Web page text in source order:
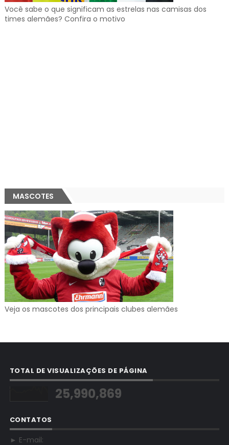
Você sabe o que significam as estrelas nas camisas dos
times alemães? Confira o motivo
MASCOTES
Veja os mascotes dos principais clubes alemães
TOTAL DE VISUALIZAÇÕES DE PÁGINA
25,990,869
CONTATOS
► E-mail: